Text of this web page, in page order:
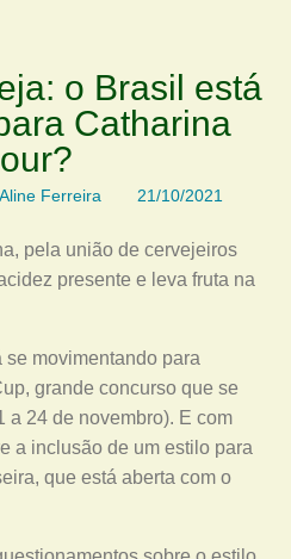
o Brasil está
Catharina
Aline Ferreira 21/10/2021
pela união de cervejeiros
presente e leva fruta na
movimentando para
grande concurso que se
a 24 de novembro). E com
a inclusão de um estilo para
que está aberta com o